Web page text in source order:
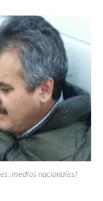
medios nacionales)